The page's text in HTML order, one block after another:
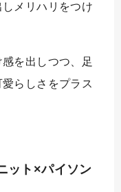
メリハリをつけ
を出しつつ、足
らしさをプラス
ット×パイソン